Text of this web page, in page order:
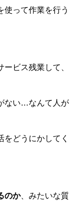
使って作業を行う
ビス残業して、
ない…なんて人が
どうにかしてく
のか、みたいな質